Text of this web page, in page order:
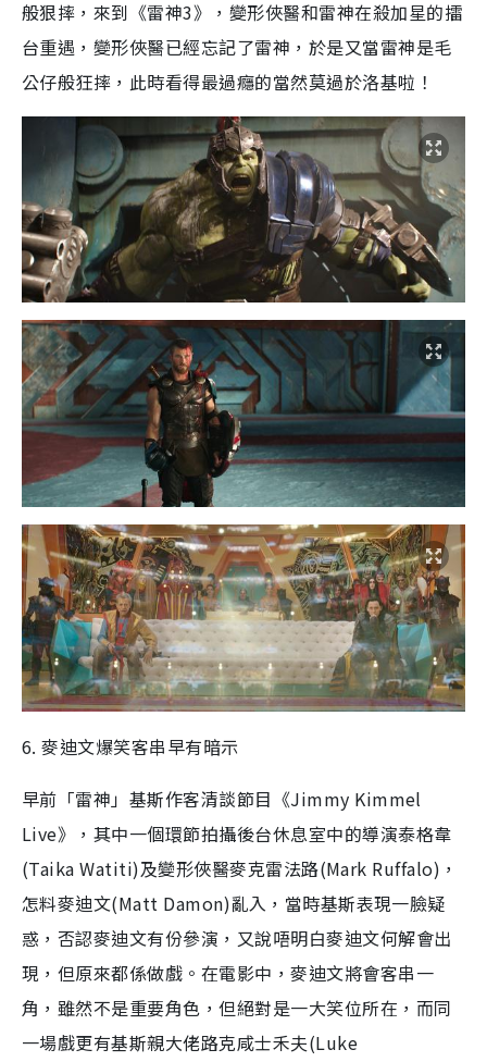
般狠摔，來到《雷神3》，變形俠醫和雷神在殺加星的擂
台重遇，變形俠醫已經忘記了雷神，於是又當雷神是毛
公仔般狂摔，此時看得最過癮的當然莫過於洛基啦！
6. 麥迪文爆笑客串早有暗示
早前「雷神」基斯作客清談節目《Jimmy Kimmel
Live》，其中一個環節拍攝後台休息室中的導演泰格韋
(Taika Watiti)及變形俠醫麥克雷法路(Mark Ruffalo)，
怎料麥迪文(Matt Damon)亂入，當時基斯表現一臉疑
惑，否認麥迪文有份參演，又說唔明白麥迪文何解會出
現，但原來都係做戲。在電影中，麥迪文將會客串一
角，雖然不是重要角色，但絕對是一大笑位所在，而同
一場戲更有基斯親大佬路克咸士禾夫(Luke